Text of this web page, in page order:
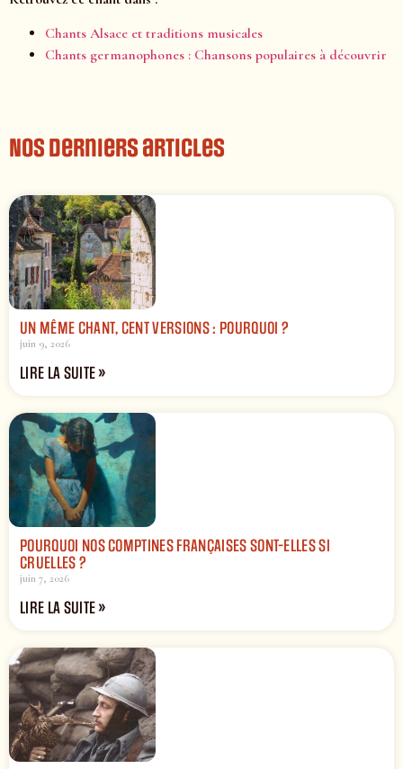
Chants Alsace et traditions musicales
Chants germanophones : Chansons populaires à découvrir
Nos derniers articles
UN MÊME CHANT, CENT VERSIONS : POURQUOI ?
juin 9, 2026
LIRE LA SUITE »
POURQUOI NOS COMPTINES FRANÇAISES SONT-ELLES SI
CRUELLES ?
juin 7, 2026
LIRE LA SUITE »